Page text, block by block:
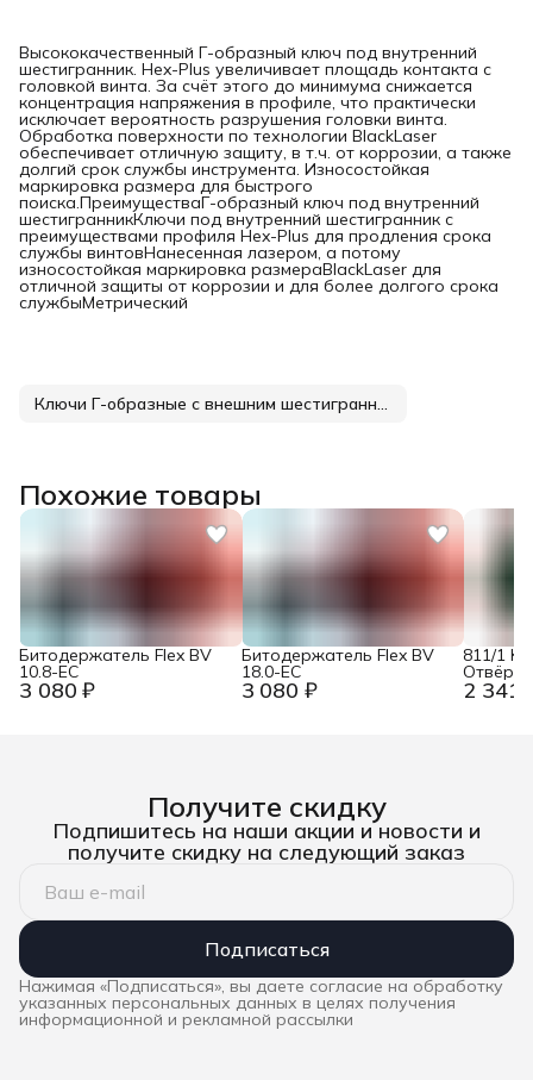
Высококачественный Г-образный ключ под внутренний
шестигранник. Hex-Plus увеличивает площадь контакта с
головкой винта. За счёт этого до минимума снижается
концентрация напряжения в профиле, что практически
исключает вероятность разрушения головки винта.
Обработка поверхности по технологии BlackLaser
обеспечивает отличную защиту, в т.ч. от коррозии, а также
долгий срок службы инструмента. Износостойкая
маркировка размера для быстрого
поиска.ПреимуществаГ-образный ключ под внутренний
шестигранникКлючи под внутренний шестигранник с
преимуществами профиля Hex-Plus для продления срока
службы винтовНанесенная лазером, а потому
износостойкая маркировка размераBlackLaser для
отличной защиты от коррозии и для более долгого срока
службыМетрический
Ключи Г-образные с внешним шестигранником
Похожие товары
3 080 ₽
Битодержатель Flex BV
10.8-EC
3 080 ₽
Битодержатель Flex BV
18.0-EC
2 341
811/1
Получите скидку
Подпишитесь на наши акции и новости и
получите скидку на следующий заказ
Подписаться
Нажимая «Подписаться», вы даете согласие на обработку
указанных персональных данных в целях получения
информационной и рекламной рассылки